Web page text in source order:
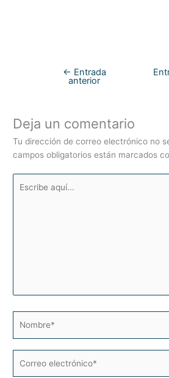
← Entrada
anterior
Deja un comentario
Tu dirección de correo electrónico no
campos obligatorios están marcados
aquí...
electrónico*